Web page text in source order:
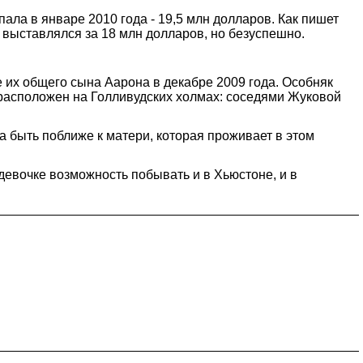
в январе 2010 года - 19,5 млн долларов. Как пишет
выставлялся за 18 млн долларов, но безуспешно.
общего сына Аарона в декабре 2009 года. Особняк
на Голливудских холмах: соседями Жуковой
поближе к матери, которая проживает в этом
возможность побывать и в Хьюстоне, и в